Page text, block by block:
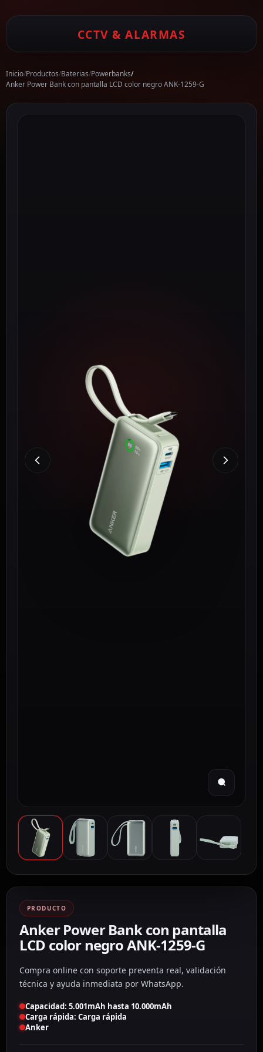
CCTV & ALARMAS
Inicio/Productos/Baterias/Powerbanks/
Anker Power Bank con pantalla LCD color negro ANK-1259-G
PRODUCTO
Anker Power Bank con pantalla
LCD color negro ANK-1259-G
Compra online con soporte preventa real, validación
técnica y ayuda inmediata por WhatsApp.
Capacidad: 5.001mAh hasta 10.000mAh
Carga rápida: Carga rápida
Anker